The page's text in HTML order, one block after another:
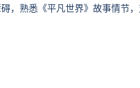
，熟悉《平凡世界》故事情节